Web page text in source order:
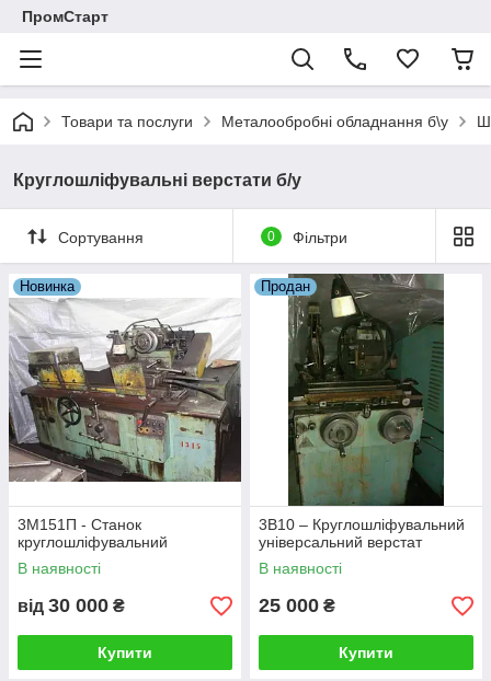
ПромСтарт
Товари та послуги Металообробні обладнання б\у
Круглошліфувальні верстати б/у
Сортування 0 Фільтри
Новинка
3М151П - Станок
круглошліфувальний
В наявності
від 30 000 ₴
Купити
Продан
3В10 – Круглошліфувальний
універсальний верстат
В наявності
25 000 ₴
Купити